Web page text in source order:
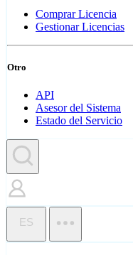
Comprar Licencia
Gestionar Licencias
Otro
API
Asesor del Sistema
Estado del Servicio
ES